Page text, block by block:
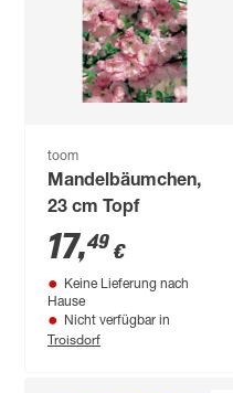
toom
Mandelbäumchen,
23 cm Topf
17,49 €
Keine Lieferung nach
Hause
Nicht verfügbar in
Troisdorf